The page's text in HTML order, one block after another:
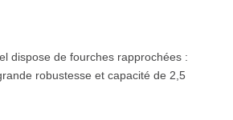
dispose de fourches rapprochées :
robustesse et capacité de 2,5